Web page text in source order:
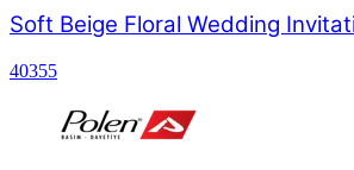
Soft Beige Floral Wedding
40355